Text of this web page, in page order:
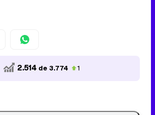
2.514 de 3.774 1